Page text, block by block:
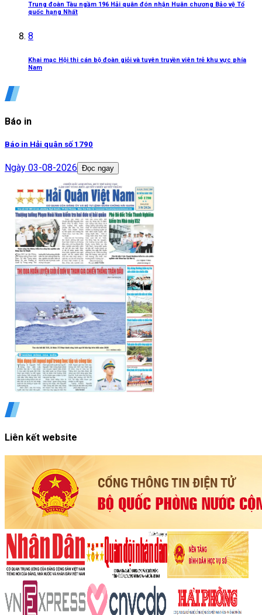
Trung đoàn Tàu ngầm 196 Hải quân đón nhận Huân chương Bảo vệ Tổ
quốc hạng Nhất
8
Khai mạc Hội thi cán bộ đoàn giỏi và tuyên truyền viên trẻ khu vực phía
Nam
Báo in
Báo in Hải quân số 1790
Ngày 03-08-2026 Đọc ngay
Liên kết website